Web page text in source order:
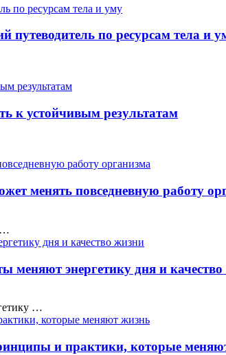
путеводитель по ресурсам тела и
к устойчивым результатам
менять повседневную работу
…
меняют энергетику дня и
…
и практики, которые